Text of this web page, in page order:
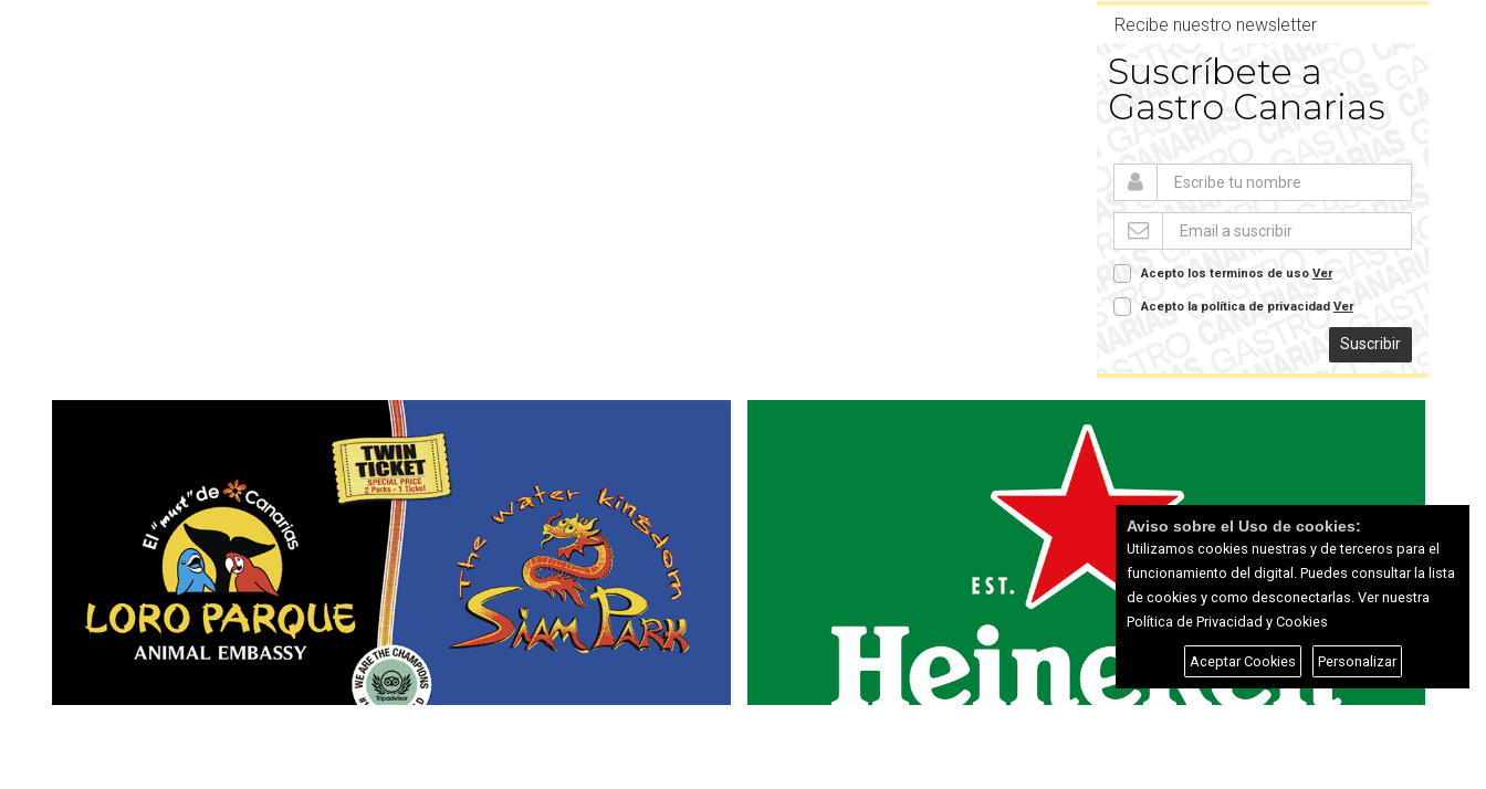
Recibe nuestro newsletter
Suscríbete a
Gastro Canarias
Acepto los terminos de uso Ver
Acepto la política de privacidad Ver
Suscribir
Aviso sobre el Uso de cookies:
Utilizamos cookies nuestras y de terceros para el
funcionamiento del digital. Puedes consultar la lista
de cookies y como desconectarlas. Ver nuestra
Política de Privacidad y Cookies
Aceptar Cookies Personalizar